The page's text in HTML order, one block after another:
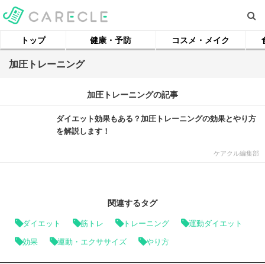
トップ 健康・予防 コスメ・メイク
加圧トレーニング
加圧トレーニングの記事
ダイエット効果もある？加圧トレーニングの効果とやり方
を解説します！
ケアクル編集部
関連するタグ
ダイエット 筋トレ トレーニング 運動ダイエット
効果 運動・エクササイズ やり方